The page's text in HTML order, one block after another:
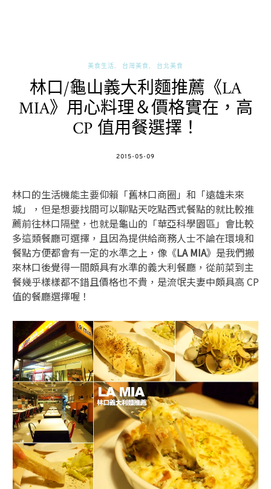
美食生活 台灣美食 台北美食
林口/龜山義大利麵推薦《LA
MIA》用心料理＆價格實在，高
CP 值用餐選擇！
POSTED
2015-05-09
林口的生活機能主要仰賴「舊林口商圈」和「遠雄未來
城」，但是想要找間可以聊點天吃點西式餐點的就比較推
薦前往林口隔壁，也就是龜山的「華亞科學園區」會比較
多這類餐廳可選擇，且因為提供給商務人士不論在環境和
餐點方便都會有一定的水準之上，像《LA MIA》是我們搬
來林口後覺得一間頗具有水準的義大利餐廳，從前菜到主
餐幾乎樣樣都不錯且價格也不貴，是流氓夫妻中頗具高 CP
值的餐廳選擇喔！